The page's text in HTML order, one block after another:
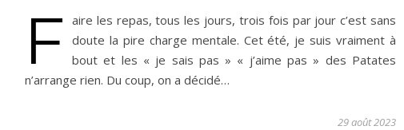
F aire les repas, tous les jours, trois fois par jour c’est sans
doute la pire charge mentale. Cet été, je suis vraiment à
bout et les « je sais pas » « j’aime pas » des Patates
n’arrange rien. Du coup, on a décidé…
29 août 2023